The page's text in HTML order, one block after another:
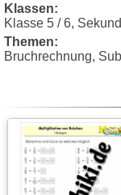
Klassen:
Klasse 5 / 6,
Themen:
Bruchrechnung,